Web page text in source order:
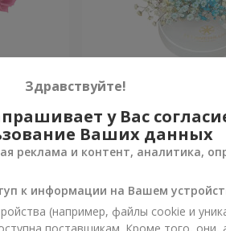
Цветы в коробке
настроение"
Нет в наличии
Здравствуйте!
у Вас
Ваших данных
реклама и контент, аналитика,
к информации на Вашем
(например, файлы cookie и